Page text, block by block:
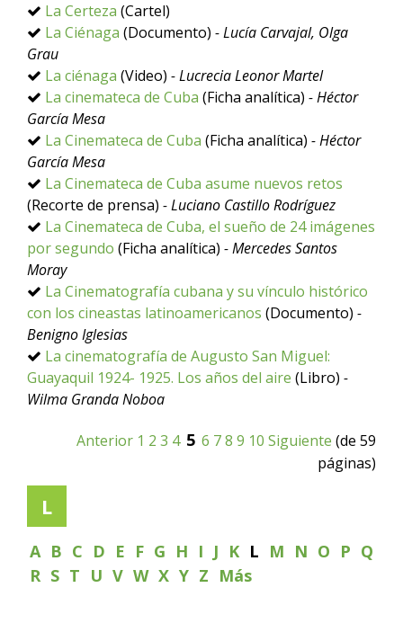
La Certeza (Cartel)
La Ciénaga (Documento) - Lucía Carvajal, Olga
Grau
La ciénaga (Video) - Lucrecia Leonor Martel
La cinemateca de Cuba (Ficha analítica) - Héctor
García Mesa
La Cinemateca de Cuba (Ficha analítica) - Héctor
García Mesa
La Cinemateca de Cuba asume nuevos retos
(Recorte de prensa) - Luciano Castillo Rodríguez
La Cinemateca de Cuba, el sueño de 24 imágenes
por segundo (Ficha analítica) - Mercedes Santos
Moray
La Cinematografía cubana y su vínculo histórico
con los cineastas latinoamericanos (Documento) -
Benigno Iglesias
La cinematografía de Augusto San Miguel:
Guayaquil 1924- 1925. Los años del aire (Libro) -
Wilma Granda Noboa
Anterior 1 2 3 4 5 6 78 9 10 Siguiente (de 59
páginas)
L
A B C D E F G H I J K L M N O P Q
R S T U V W X Y Z Más